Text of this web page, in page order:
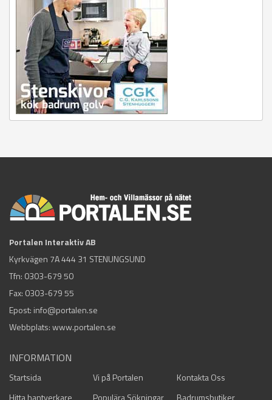
Portalen Interaktiv AB
Kyrkvägen 7A 444 31 STENUNGSUND
Tfn: 0303-679 50
Fax: 0303-679 55
Epost: info@portalen.se
Webbplats: www.portalen.se
INFORMATION
Startsida Vi på Portalen
Kontakta Oss
Hitta hantverkare
Populära Sökningar Badrumsbutiker